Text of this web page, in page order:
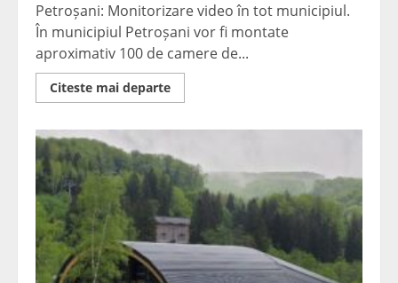
Petroșani: Monitorizare video în tot municipiul.
În municipiul Petroșani vor fi montate
aproximativ 100 de camere de...
Citeste mai departeRead
more
în
tot
municipiul